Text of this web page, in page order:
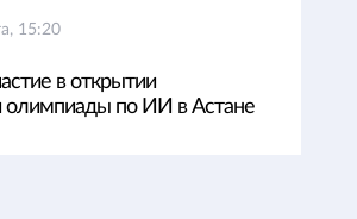
15:20
в открытии
по ИИ в Астане